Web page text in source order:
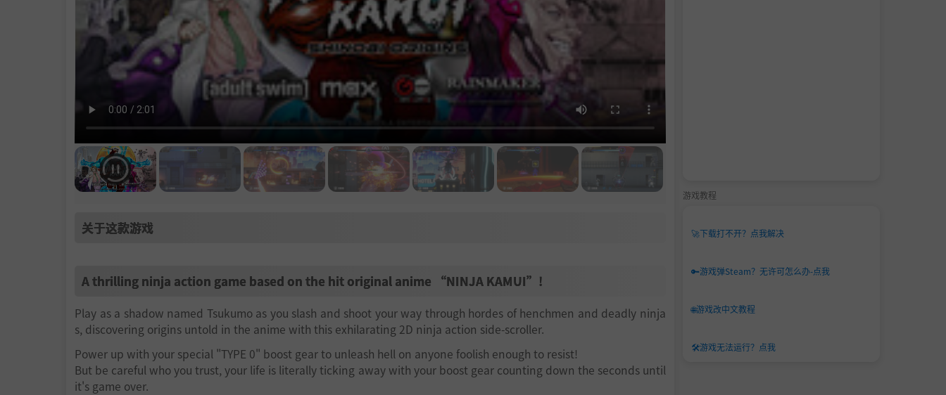
关于这款游戏
A thrilling ninja action game based on the hit original anime “NINJA KAMUI”!
Play as a shadow named Tsukumo as you slash and shoot your way through hordes of henchmen and deadly ninja
s, discovering origins untold in the anime with this exhilarating 2D ninja action side-scroller.
Power up with your special "TYPE 0" boost gear to unleash hell on anyone foolish enough to resist!
But be careful who you trust, your life is literally ticking away with your boost gear counting down the seconds until
it's game over.
游戏教程
🚀下载打不开？点我解决
🔑游戏弹Steam？无许可怎么办-点我
🌐游戏改中文教程
🛠️游戏无法运行？点我